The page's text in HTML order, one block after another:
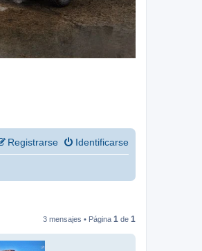
Identificarse
Registrarse
3 mensajes • Página 1 de 1